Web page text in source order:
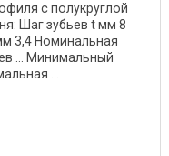
с полукруглой
Шаг зубьев t мм 8
3,4 Номинальная
... Минимальный
...